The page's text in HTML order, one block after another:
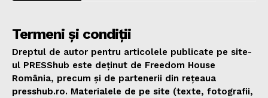
Termeni și condiții
Dreptul de autor pentru articolele publicate pe site-
ul PRESShub este deținut de Freedom House
România, precum și de partenerii din rețeaua
presshub.ro. Materialele de pe site (texte, fotografii,